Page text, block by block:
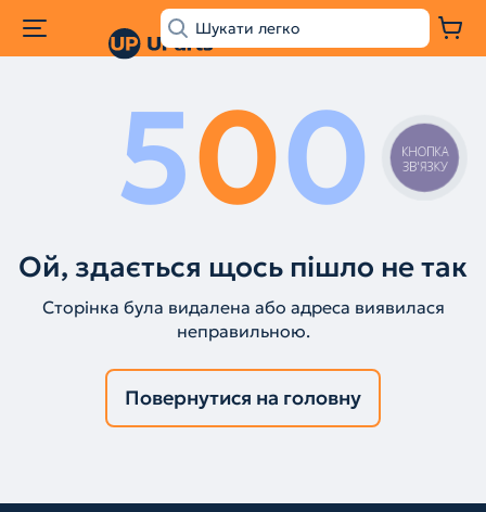
500
Ой, здається щось пішло не так
Сторінка була видалена або адреса виявилася
неправильною.
Повернутися на головну
КНОПКА
ЗВ'ЯЗКУ